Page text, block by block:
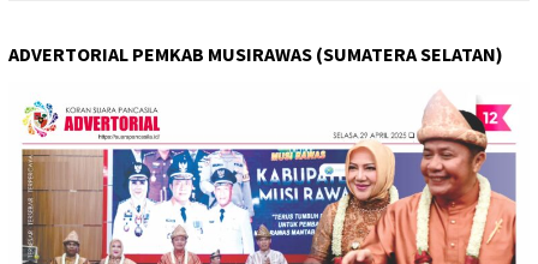
ADVERTORIAL PEMKAB MUSIRAWAS (SUMATERA SELATAN)